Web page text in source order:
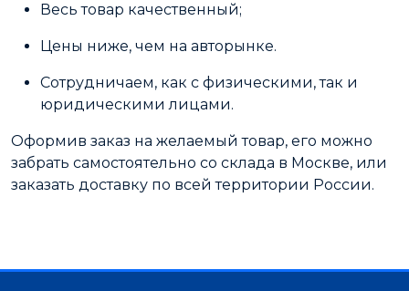
Весь товар качественный;
Цены ниже, чем на авторынке.
Сотрудничаем, как с физическими, так и
юридическими лицами.
Оформив заказ на желаемый товар, его можно
забрать самостоятельно со склада в Москве, или
заказать доставку по всей территории России.